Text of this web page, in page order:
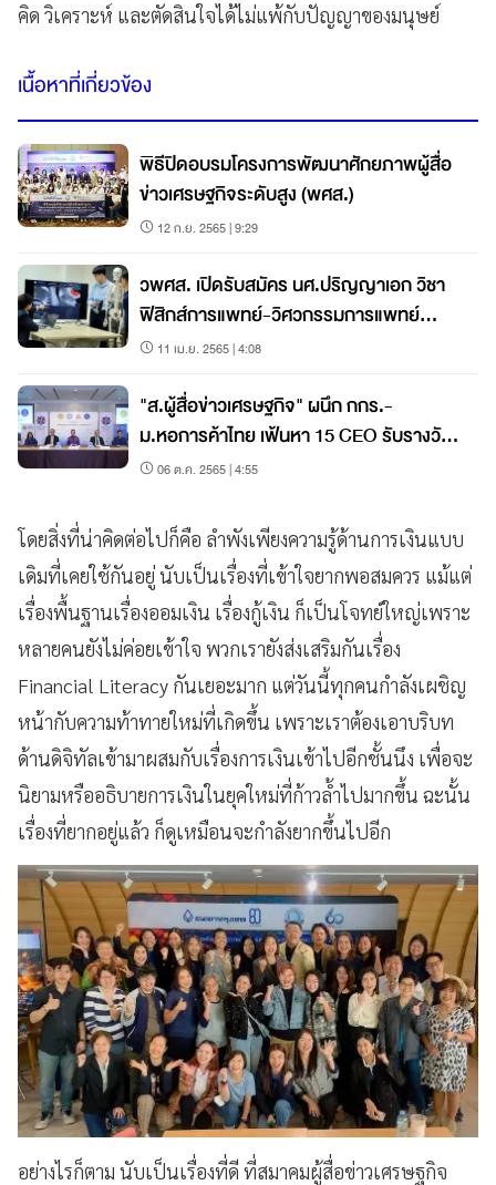
คิด วิเคราะห์ และตัดสินใจได้ไม่แพ้กับปัญญาของมนุษย์
เนื้อหาที่เกี่ยวข้อง
พิธีปิดอบรมโครงการพัฒนาศักยภาพผู้สื่อ
ข่าวเศรษฐกิจระดับสูง (พศส.)
12 ก.ย. 2565 | 9:29
วพศส. เปิดรับสมัคร นศ.ปริญญาเอก วิชา
ฟิสิกส์การแพทย์-วิศวกรรมการแพทย์
(หลักสูตรนานาชาติ)
11 เม.ย. 2565 | 4:08
"ส.ผู้สื่อข่าวเศรษฐกิจ" ผนึก กกร.-
ม.หอการค้าไทย เฟ้นหา 15 CEO รับรางวัล
"Thailand CEO Econmass Awards
06 ต.ค. 2565 | 4:55
โดยสิ่งที่น่าคิดต่อไปก็คือ ลำพังเพียงความรู้ด้านการเงินแบบ
เดิมที่เคยใช้กันอยู่ นับเป็นเรื่องที่เข้าใจยากพอสมควร แม้แต่
เรื่องพื้นฐานเรื่องออมเงิน เรื่องกู้เงิน ก็เป็นโจทย์ใหญ่เพราะ
หลายคนยังไม่ค่อยเข้าใจ พวกเรายังส่งเสริมกันเรื่อง
Financial Literacy กันเยอะมาก แต่วันนี้ทุกคนกำลังเผชิญ
หน้ากับความท้าทายใหม่ที่เกิดขึ้น เพราะเราต้องเอาบริบท
ด้านดิจิทัลเข้ามาผสมกับเรื่องการเงินเข้าไปอีกชั้นนึง เพื่อจะ
นิยามหรืออธิบายการเงินในยุคใหม่ที่ก้าวล้ำไปมากขึ้น ฉะนั้น
เรื่องที่ยากอยู่แล้ว ก็ดูเหมือนจะกำลังยากขึ้นไปอีก
อย่างไรก็ตาม นับเป็นเรื่องที่ดี ที่สมาคมผู้สื่อข่าวเศรษฐกิจ